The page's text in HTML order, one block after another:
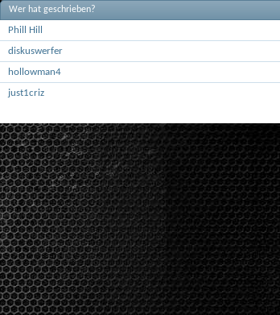
Wer hat geschrieben?
Phill Hill
diskuswerfer
hollowman4
just1criz